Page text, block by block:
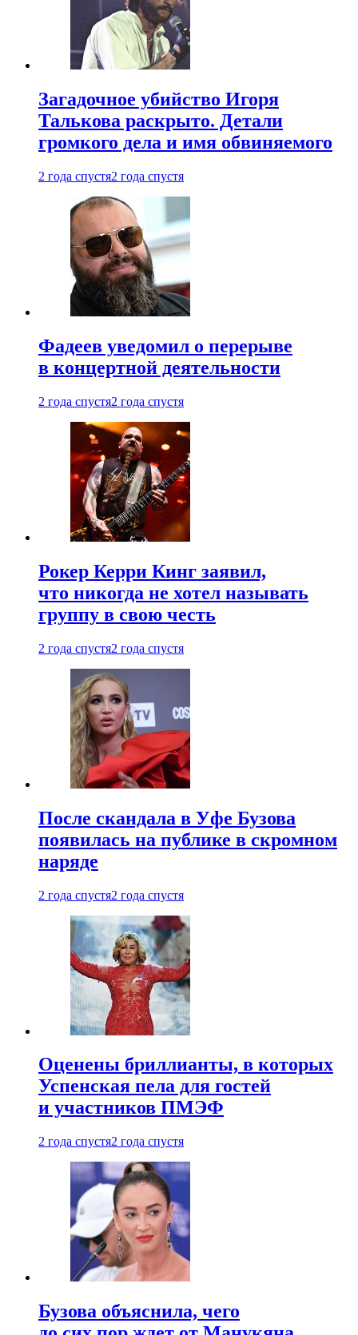
Загадочное убийство Игоря
Талькова раскрыто. Детали
громкого дела и имя обвиняемого
2 года спустя2 года спустя
Фадеев уведомил о перерыве
в концертной деятельности
2 года спустя2 года спустя
Рокер Керри Кинг заявил,
что никогда не хотел называть
группу в свою честь
2 года спустя2 года спустя
После скандала в Уфе Бузова
появилась на публике в скромном
наряде
2 года спустя2 года спустя
Оценены бриллианты, в которых
Успенская пела для гостей
и участников ПМЭФ
2 года спустя2 года спустя
Бузова объяснила, чего